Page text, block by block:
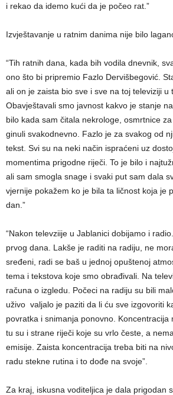
i rekao da idemo kući da je počeo rat.”
Izvještavanje u ratnim danima nije bilo
“Tih ratnih dana, kada bih vodila dnevnik,
ono što bi pripremio Fazlo Dervišbegović.
ali on je zaista bio sve i sve na toj televiziji u
Obavještavali smo javnost kakvo je stanje
bilo kada sam čitala nekrologe, osmrtnice
ginuli svakodnevno. Fazlo je za svakog od
tekst. Svi su na neki način ispraćeni uz
momentima prigodne riječi. To je bilo i
ali sam smogla snage i svaki put sam dala
vjernije pokažem ko je bila ta ličnost koja je
dan.”
“Nakon televziije u Jablanici dobijamo i
prvog dana. Lakše je raditi na radiju, ne
sređeni, radi se baš u jednoj opuštenoj
tema i tekstova koje smo obrađivali. Na
računa o izgledu. Počeci na radiju su bili
uživo valjalo je paziti da li ću sve izgovoriti
povratka i snimanja ponovno. Koncentracija
tu su i strane riječi koje su vrlo česte, a
emisije. Zaista koncentracija treba biti na
radu stekne rutina i to dođe na svoje”.
Za kraj, iskusna voditeljica je dala prigodan